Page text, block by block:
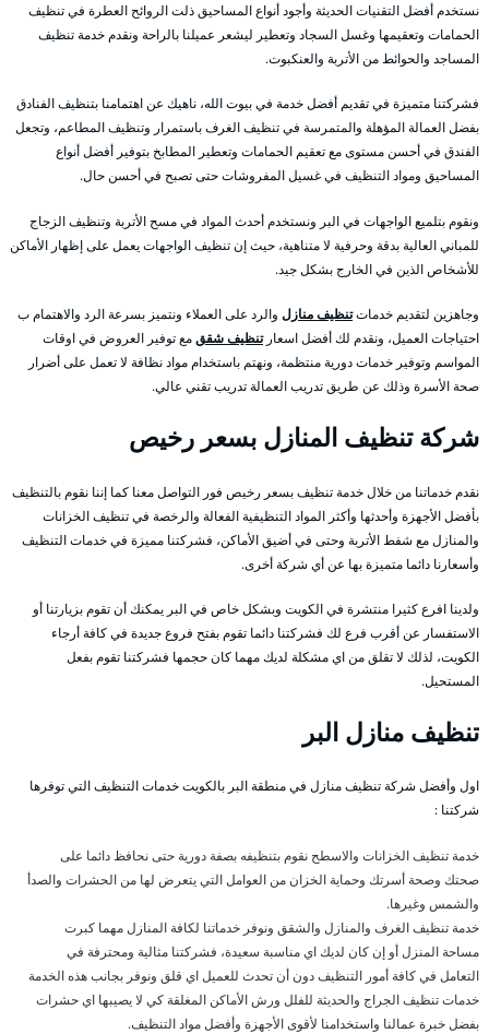
نستخدم أفضل التقنيات الحديثة وأجود أنواع المساحيق ذلت الروائح العطرة في تنظيف
الحمامات وتعقيمها وغسل السجاد وتعطير ليشعر عميلنا بالراحة ونقدم خدمة تنظيف
المساجد والحوائط من الأتربة والعنكبوت.
فشركتنا متميزة في تقديم أفضل خدمة في بيوت الله، ناهيك عن اهتمامنا بتنظيف الفنادق
بفضل العمالة المؤهلة والمتمرسة في تنظيف الغرف باستمرار وتنظيف المطاعم، وتجعل
الفندق في أحسن مستوى مع تعقيم الحمامات وتعطير المطابخ بتوفير أفضل أنواع
المساحيق ومواد التنظيف في غسيل المفروشات حتى تصبح في أحسن حال.
ونقوم بتلميع الواجهات في البر ونستخدم أحدث المواد في مسح الأتربة وتنظيف الزجاج
للمباني العالية بدقة وحرفية لا متناهية، حيث إن تنظيف الواجهات يعمل على إظهار الأماكن
للأشخاص الذين في الخارج بشكل جيد.
وجاهزين لتقديم خدماتتنظيف منازل والرد على العملاء ونتميز بسرعة الرد والاهتمام ب
احتياجات العميل، ونقدم لك أفضل اسعارتنظيف شققمع توفير العروض في اوقات
المواسم وتوفير خدمات دورية منتظمة، ونهتم باستخدام مواد نظافة لا تعمل على أضرار
صحة الأسرة وذلك عن طريق تدريب العمالة تدريب تقني عالي.
شركة تنظيف المنازل بسعر رخيص
نقدم خدماتنا من خلال خدمة تنظيف بسعر رخيص فور التواصل معنا كما إننا نقوم بالتنظيف
بأفضل الأجهزة وأحدثها وأكثر المواد التنظيفية الفعالة والرخصة في تنظيف الخزانات
والمنازل مع شفط الأتربة وحتى في أضيق الأماكن، فشركتنا مميزة في خدمات التنظيف
وأسعارنا دائما متميزة بها عن أي شركة أخرى.
ولدينا افرع كثيرا منتشرة في الكويت وبشكل خاص في البر يمكنك أن تقوم بزيارتنا أو
الاستفسار عن أقرب فرع لك فشركتنا دائما تقوم بفتح فروع جديدة في كافة أرجاء
الكويت، لذلك لا تقلق من اي مشكلة لديك مهما كان حجمها فشركتنا تقوم بفعل
المستحيل.
تنظيف منازل البر
اول وأفضل شركة تنظيف منازل في منطقة البر بالكويت خدمات التنظيف التي توفرها
شركتنا :
خدمة تنظيف الخزانات والاسطح نقوم بتنظيفه بصفة دورية حتى نحافظ دائما على
صحتك وصحة أسرتك وحماية الخزان من العوامل التي يتعرض لها من الحشرات والصدأ
والشمس وغيرها.
خدمة تنظيف الغرف والمنازل والشقق ونوفر خدماتنا لكافة المنازل مهما كبرت
مساحة المنزل أو إن كان لديك اي مناسبة سعيدة، فشركتنا مثالية ومحترفة في
التعامل في كافة أمور التنظيف دون أن تحدث للعميل اي قلق ونوفر بجانب هذه الخدمة
خدمات تنظيف الجراج والحديثة للفلل ورش الأماكن المغلقة كي لا يصيبها اي حشرات
بفضل خبرة عمالنا واستخدامنا لأقوى الأجهزة وأفضل مواد التنظيف.